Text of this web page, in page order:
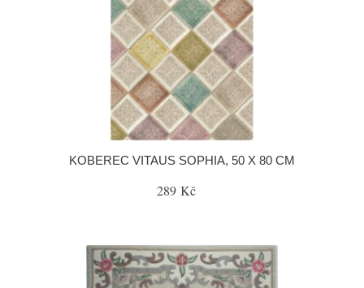
KOBEREC VITAUS SOPHIA, 50 X 80 CM
289 Kč